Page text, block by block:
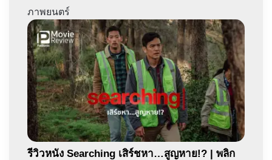
ภาพยนตร์
รีวิวหนัง Searching เสิร์ชหา…สูญหาย!? | พลิก